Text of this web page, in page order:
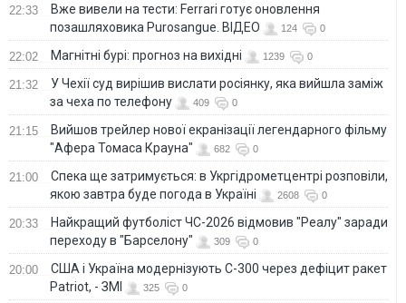
22:33
Вже вивели на тести: Ferrari готує оновлення
позашляховика Purosangue. ВІДЕО
124 0
22:02 Магнітні бурі: прогноз на вихідні 1239 0
21:32
У Чехії суд вирішив вислати росіянку, яка вийшла заміж
за чеха по телефону
409 0
21:15
Вийшов трейлер нової екранізації легендарного фільму
"Афера Томаса Крауна"
682 0
21:00
Спека ще затримується: в Укргідрометцентрі розповіли,
якою завтра буде погода в Україні
2608 0
20:33
Найкращий футболіст ЧС-2026 відмовив "Реалу" заради
переходу в "Барселону"
309 0
20:00
США і Україна модернізують С-300 через дефіцит ракет
Patriot, - ЗМІ
325 0